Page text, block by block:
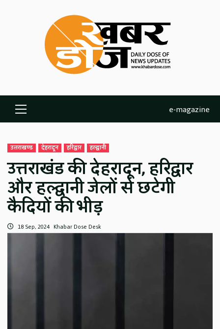
Primary
Menu
e-magazine
उत्तराखण्ड देहरादून हरिद्वार हल्द्वानी
उत्तराखंड की देहरादून, हरिद्वार
और हल्द्वानी जेलों से छटेगी
कैदियों की भीड़
18 Sep, 2024 Khabar Dose Desk